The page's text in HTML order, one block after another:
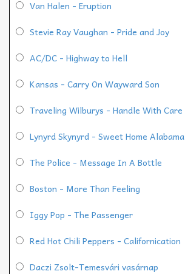
Van Halen - Eruption
Stevie Ray Vaughan - Pride and Joy
AC/DC - Highway to Hell
Kansas - Carry On Wayward Son
Traveling Wilburys - Handle With Care
Lynyrd Skynyrd - Sweet Home Alabama
The Police - Message In A Bottle
Boston - More Than Feeling
Iggy Pop - The Passenger
Red Hot Chili Peppers - Californication
Daczi Zsolt-Temesvári vasárnap